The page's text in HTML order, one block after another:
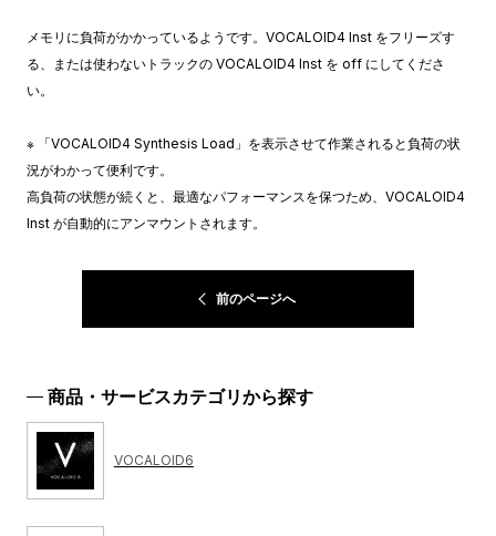
メモリに負荷がかかっているようです。VOCALOID4 Inst をフリーズす
る、または使わないトラックの VOCALOID4 Inst を off にしてくださ
い。
※ 「VOCALOID4 Synthesis Load」を表示させて作業されると負荷の状
況がわかって便利です。
高負荷の状態が続くと、最適なパフォーマンスを保つため、VOCALOID4
Inst が自動的にアンマウントされます。
前のページへ
商品・サービスカテゴリから探す
VOCALOID6